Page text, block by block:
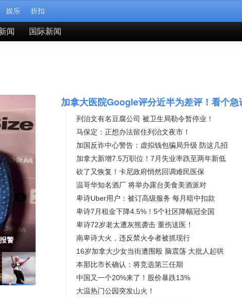
娱乐 折扣
闻 国际新闻
警 关之琳被曝与小27岁男模恋情，本人回应
列治文有名豆腐公司 被卫生局勒令暂停业！
马保定：正想办法留住列治文夜市！
加国反诈中心警告：虚拟钱包骗局升级 防这几招
加拿大新增7.5万职位！7月失业率跌至两年新低
砍了又恢复！卡尼政府悄然回调难民医保
温哥华知名酒厂 将举办露台美食美酒派对
卑诗Uber用户：被订高级服务 每月暗中扣款
卑诗7月租金下降4.5%！5个社区降幅冠全国
卑诗72岁老太遭灰熊袭击 重伤送医！
南卑诗大火，违反禁火令者被抓现行
16岁加拿大少女当街遭围殴 脑震荡 大批人起哄
本那比市长确认：将竞选第三任期
中国又一个20%来了！股价暴跌13%
大温热门公园突发山火！